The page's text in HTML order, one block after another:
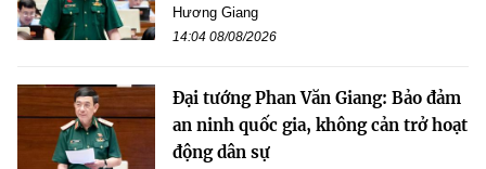
Hương Giang
14:04 08/08/2026
Đại tướng Phan Văn Giang: Bảo đảm
an ninh quốc gia, không cản trở hoạt
động dân sự